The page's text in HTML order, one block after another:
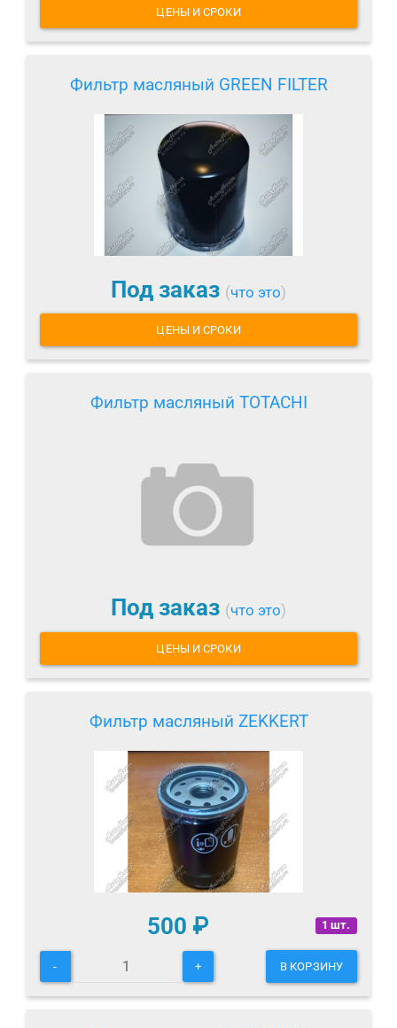
ЦЕНЫ И СРОКИ
Фильтр масляный GREEN FILTER
Под заказ (что это)
ЦЕНЫ И СРОКИ
Фильтр масляный TOTACHI
Под заказ (что это)
ЦЕНЫ И СРОКИ
Фильтр масляный ZEKKERT
1 шт.
500 ₽
- + В КОРЗИНУ